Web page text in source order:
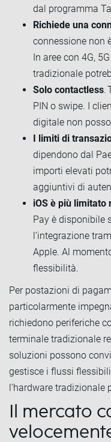
dal programma
Richiede una
connessione non
In aree con 4G,
tradizionale
Solo contactless.
PIN o swipe. I
digitale non
I limiti di
dipendono dal
importi elevati
aggiuntivi di
iOS è più limitato
Pay è disponibile
l’integrazione
Apple. Al
flessibilità.
Per postazioni di
particolarmente
richiedono periferiche
terminale tradizionale
soluzioni possono
gestisce i flussi
l’hardware
Il mercato